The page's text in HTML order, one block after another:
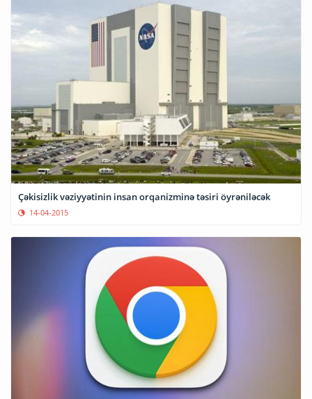
Çəkisizlik vəziyyətinin insan orqanizminə təsiri öyrəniləcək
14-04-2015